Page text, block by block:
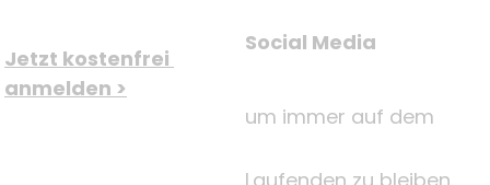
Jetzt kostenfrei
anmelden >
Social Media
um immer auf dem